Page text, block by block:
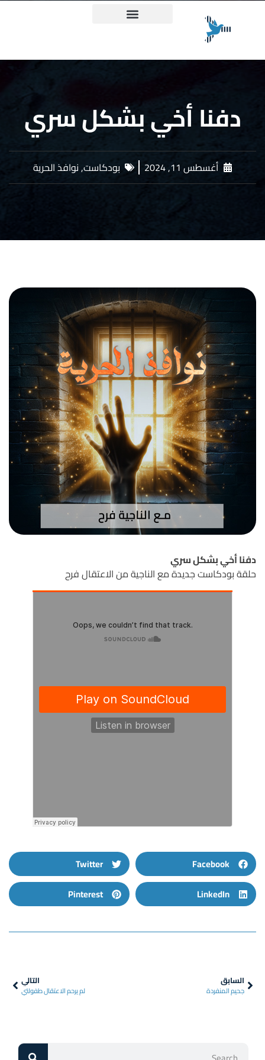
دفنا أخي بشكل سري
أغسطس 11, 2024 بودكاست,نوافذ الحرية
دفنا أخي بشكل سري
حلقة بودكاست جديدة مع الناجية من الاعتقال فرح
Facebook
Twitter
LinkedIn
Pinterest
السابق
جحيم المنفردة
التالي
لم يرحم الاعتقال طفولتي